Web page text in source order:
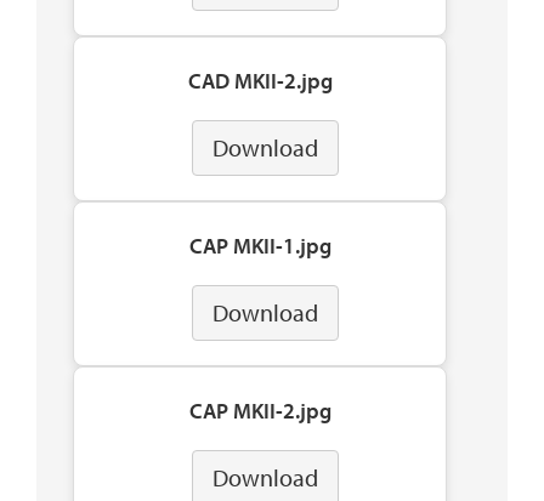
CAD MKII-2.jpg
Download
CAP MKII-1.jpg
Download
CAP MKII-2.jpg
Download